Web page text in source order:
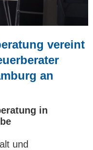
vereint
an
in
und